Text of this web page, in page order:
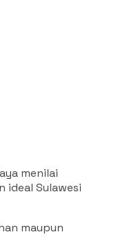
menilai
ideal Sulawesi
maupun